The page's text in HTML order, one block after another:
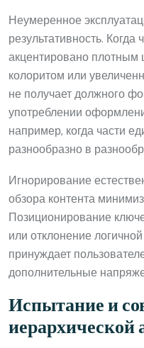
Неумеренное
результативность.
акцентировано
колоритом или
не получает должного
употреблении
например, когда части
разнообразно в
Игнорирование
обзора контента
Позиционирование
или отклонение
принуждает
дополнительные
Испытание и
иерархической